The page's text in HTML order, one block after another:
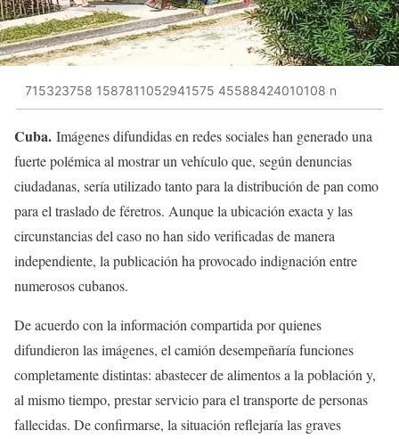
715323758 1587811052941575 45588424010108 n
Cuba. Imágenes difundidas en redes sociales han generado una
fuerte polémica al mostrar un vehículo que, según denuncias
ciudadanas, sería utilizado tanto para la distribución de pan como
para el traslado de féretros. Aunque la ubicación exacta y las
circunstancias del caso no han sido verificadas de manera
independiente, la publicación ha provocado indignación entre
numerosos cubanos.
De acuerdo con la información compartida por quienes
difundieron las imágenes, el camión desempeñaría funciones
completamente distintas: abastecer de alimentos a la población y,
al mismo tiempo, prestar servicio para el transporte de personas
fallecidas. De confirmarse, la situación reflejaría las graves